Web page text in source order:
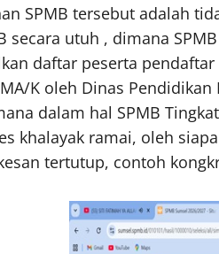
SPMB tersebut adalah
secara utuh , dimana
daftar peserta
K oleh Dinas
dalam hal SPMB
khalayak ramai, oleh
tertutup, contoh